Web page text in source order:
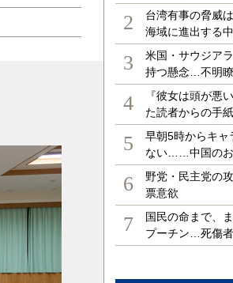
1959年に起こった伊勢湾台風時
2
台湾有事の脅威
海域に進出する
3
米国・サウジア
持つ懸念…不明
4
『彼女は頭が悪
た読者からの手
5
早朝5時からキャ
ない……中国の
6
野党・民主党の
票意欲
7
国民の命まで、
プーチン…死傷